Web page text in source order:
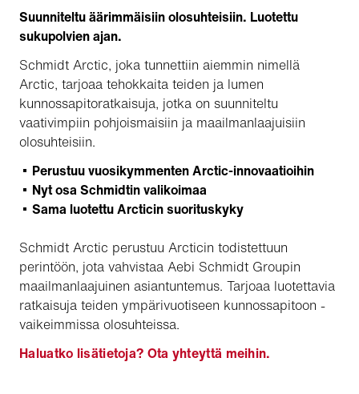
Suunniteltu äärimmäisiin olosuhteisiin. Luotettu
sukupolvien ajan.
Schmidt Arctic, joka tunnettiin aiemmin nimellä
Arctic, tarjoaa tehokkaita teiden ja lumen
kunnossapitoratkaisuja, jotka on suunniteltu
vaativimpiin pohjoismaisiin ja maailmanlaajuisiin
olosuhteisiin.
Perustuu vuosikymmenten Arctic-innovaatioihin
Nyt osa Schmidtin valikoimaa
Sama luotettu Arcticin suorituskyky
Schmidt Arctic perustuu Arcticin todistettuun
perintöön, jota vahvistaa Aebi Schmidt Groupin
maailmanlaajuinen asiantuntemus. Tarjoaa luotettavia
ratkaisuja teiden ympärivuotiseen kunnossapitoon -
vaikeimmissa olosuhteissa.
Haluatko lisätietoja? Ota yhteyttä meihin.